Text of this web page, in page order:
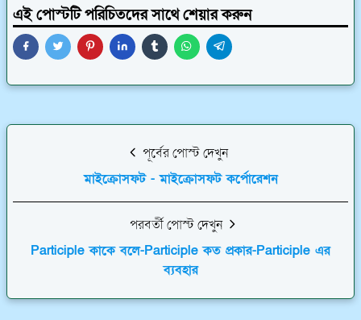
এই পোস্টটি পরিচিতদের সাথে শেয়ার করুন
পূর্বের পোস্ট দেখুন
মাইক্রোসফট - মাইক্রোসফট কর্পোরেশন
পরবর্তী পোস্ট দেখুন
Participle কাকে বলে-Participle কত প্রকার-Participle এর
ব্যবহার